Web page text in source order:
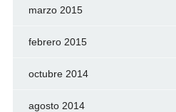
marzo 2015
febrero 2015
octubre 2014
agosto 2014